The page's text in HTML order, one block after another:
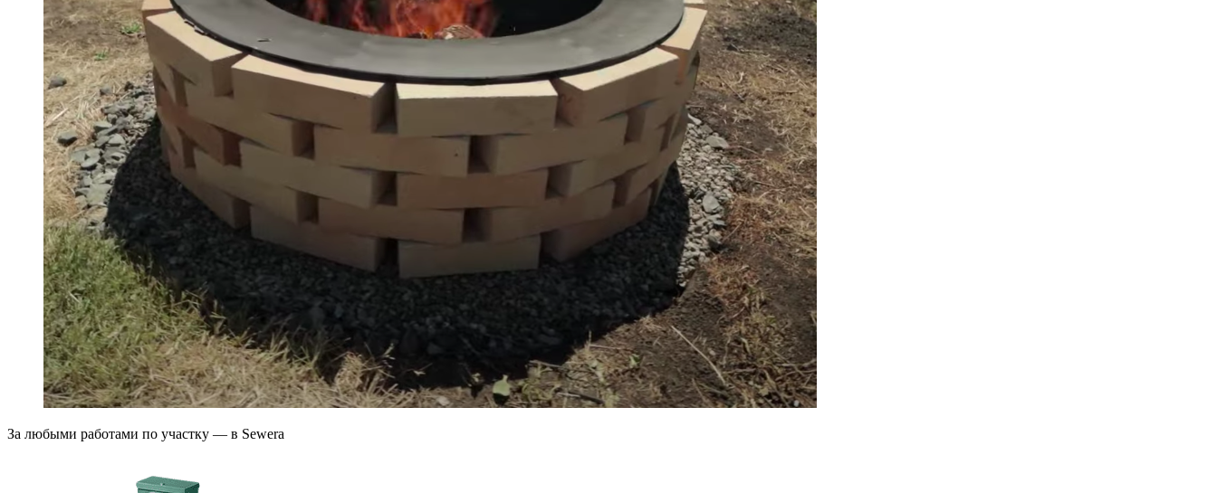
За любыми работами по участку — в Sewera